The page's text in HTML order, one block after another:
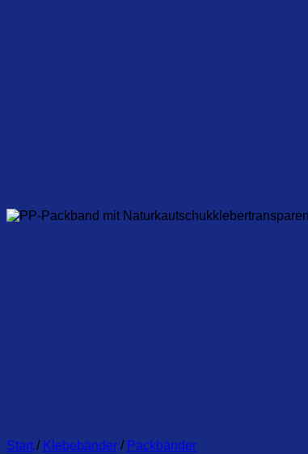
Start / Klebebänder / Packbänder